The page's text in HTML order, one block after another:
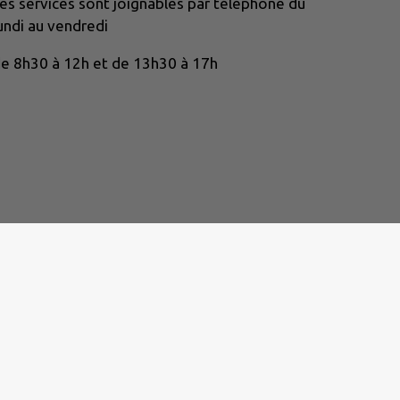
au vendredi
8h30 à 12h et de 13h30 à 17h